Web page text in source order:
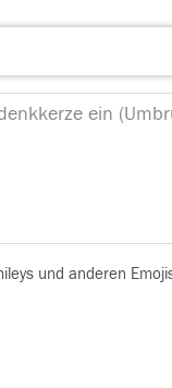
und anderen